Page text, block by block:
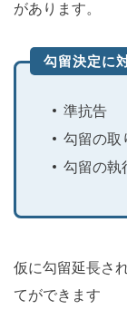
があります。
勾留決定に
準抗告
勾留の取
勾留の執
仮に勾留延長さ
てができます